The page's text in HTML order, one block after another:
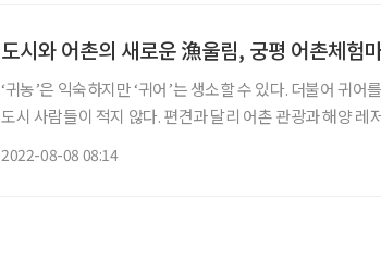
도시와 어촌의 새로운 漁울림, 궁평 어촌체험
‘귀농’은 익숙하지만 ‘귀어’는 생소할 수 있다. 더불어 귀
도시 사람들이 적지 않다. 편견과 달리 어촌 관광과 해양 레
2022-08-08 08:14